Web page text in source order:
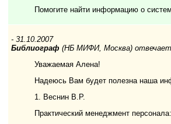
Помогите найти информацию о
- 31.10.2007
Библиограф (НБ МИФИ, Москва)
Уважаемая Алена!
Надеюсь Вам будет полезна наша
1. Веснин В.Р.
Практический менеджмент